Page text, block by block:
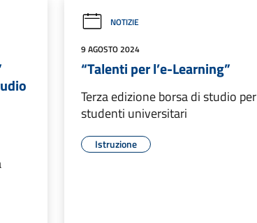
NOTIZIE
9 AGOSTO 2024
“Talenti per l’e-Learning”
Terza edizione borsa di studio per
studenti universitari
Istruzione